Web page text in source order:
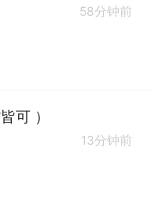
58分钟前
可 ）
13分钟前